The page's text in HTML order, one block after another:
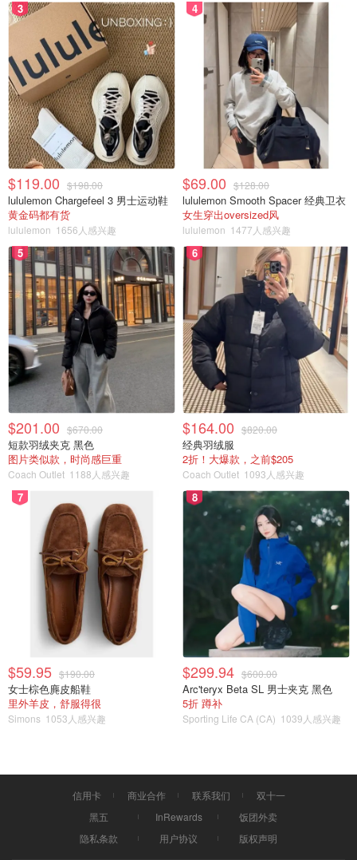
不仅是去年表现就不俗，近些年“一枝花”（兰蔻昵称）在彩
妆领域可以说风生水起。从过往的平淡无奇，到现在总能给
你惊喜。这个磨砂系列菁纯，还未上市就在INS上掀起狂
潮，还有几款是红色外壳，非常亮眼。这款196包装与唇膏
质地一致，都是极其雾面的感觉。划重点：美国不好买，国
内也不好买，旗舰店饥饿营销，每天限量几百支，各种爱美
girl蹲点疯抢。肉泥也是在日本买到的。
颜色真的可以说是今年最惊艳的一个了。不饱和的烂番茄
橘，配上极其雾面的质地，
显得非常非常高级 ，好像这个颜
色跟这个质地天生就应该在一起。显白得哇哇叫，可以说是
今年爆款仙女口红中的王者。不过缺点还是因为比较干，会
她的美貌相比，真的，小意思。
MAC子弹头 #marrakesh
3
$119.00 $198.00
lululemon Chargefeel 3 男士运动鞋
黄金码都有货
lululemon 1656人感兴趣
4
$69.00 $128.00
lululemon Smooth Spacer 经典卫衣
女生穿出oversized风
lululemon 1477人感兴趣
5
$201.00 $670.00
短款羽绒夹克 黑色
图片类似款，时尚感巨重
Coach Outlet 1188人感兴趣
6
$164.00 $820.00
经典羽绒服
2折！大爆款，之前$205
Coach Outlet 1093人感兴趣
7
$59.95 $190.00
女士棕色麂皮船鞋
里外羊皮，舒服得很
Simons 1053人感兴趣
8
$299.94 $600.00
Arc'teryx Beta SL 男士夹克 黑色
5折 蹲补
Sporting Life CA (CA) 1039人感兴趣
信用卡 商业合作 联系我们
双十一
黑五
InRewards
饭团外卖
隐私条款
用户协议 版权声明